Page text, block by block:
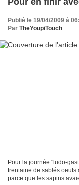
Publié le 19/04/2009 à
Par TheYoupiTouch
Pour la journée "ludo-
trentaine de sablés oeufs
parce que les sapins